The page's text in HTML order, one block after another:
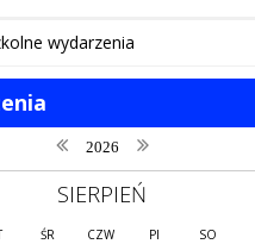
wydarzenia
poprzedni rok
2026 następny rok
SIERPIEŃ
ŚR CZW PI SO